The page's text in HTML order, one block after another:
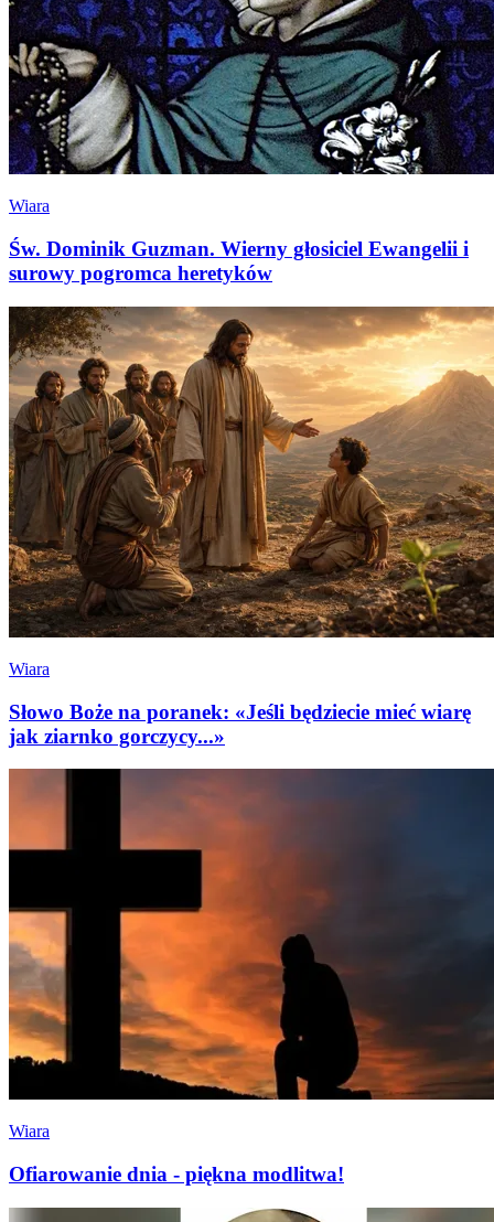
Wiara
Św. Dominik Guzman. Wierny głosiciel Ewangelii i
surowy pogromca heretyków
Wiara
Słowo Boże na poranek: «Jeśli będziecie mieć wiarę
jak ziarnko gorczycy...»
Wiara
Ofiarowanie dnia - piękna modlitwa!